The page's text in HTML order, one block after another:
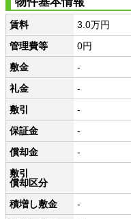
賃料
3.0万円
管理費等
0円
敷金
-
礼金
-
敷引
-
保証金
-
償却金
-
敷引
償却区分
積増し敷金
-